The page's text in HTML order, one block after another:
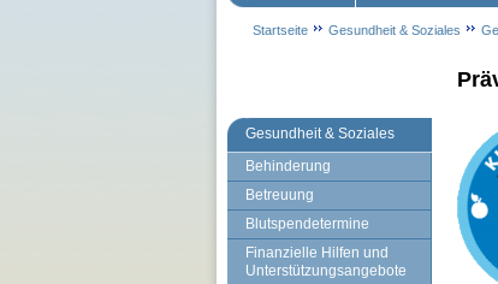
Gesundheit & Soziales
Behinderung
Betreuung
Blutspendetermine
Finanzielle Hilfen und
Unterstützungsangebote
Startseite Gesundheit & Soziales